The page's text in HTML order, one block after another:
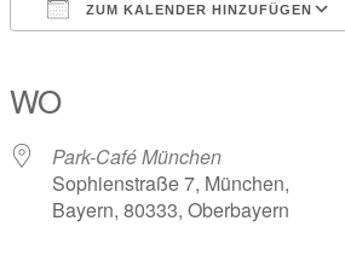
ZUM KALENDER HINZUFÜGEN
WO
Park-Café München
Sophienstraße 7, München,
Bayern, 80333, Oberbayern